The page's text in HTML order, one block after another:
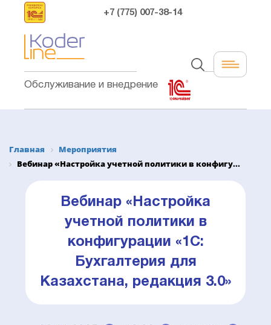
Обслуживание и внедрение
+7 (775) 007-38-14
Главная
Мероприятия
Вебинар «Настройка учетной политики в конфигу...
Вебинар «Настройка
учетной политики в
конфигурации «1С:
Бухгалтерия для
Казахстана, редакция 3.0»